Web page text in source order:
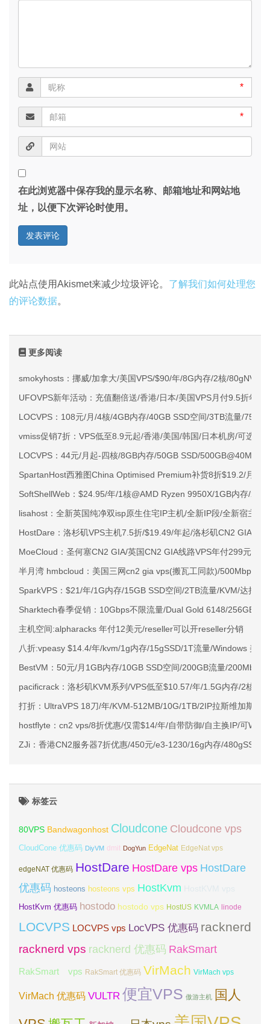
*
*
在此浏览器中保存我的显示名称、邮箱地址和网站地
址，以便下次评论时使用。
此站点使用Akismet来减少垃圾评论。 了解我们如何处理您
的评论数据。
更多阅读
smokyhosts：挪威/加拿大/美国VPS/$90/年/8G内存/2核/
UFOVPS新年活动：充值翻倍送/香港/日本/美国VPS月付9.5折年
LOCVPS：108元/月/4核/4GB内存/40GB SSD空间/3TB流量/
vmiss促销7折：VPS低至8.9元起/香港/美国/韩国/日本机房/可选
LOCVPS：44元/月起-四核/8GB内存/50GB SSD/
SpartanHost西雅图China Optimised Premium补货8折$19.2/月起
SoftShellWeb：$24.95/年/1核@AMD Ryzen 9950X/1GB内存/
lisahost：全新英国纯净双isp原生住宅IP主机/全新IP段/全新宿主机
HostDare：洛杉矶VPS主机7.5折/$19.49/年起/洛杉矶CN2 GIA/日
MoeCloud：圣何塞CN2 GIA/英国CN2 GIA线路VPS年付299元起
半月湾 hmbcloud：美国三网cn2 gia vps(搬瓦工同款)/500Mbps带
SparkVPS：$21/年/1G内存/15GB SSD空间/2TB流量/KVM/达拉斯
Sharktech春季促销：10Gbps不限流量/Dual Gold 6148/256GB/
主机空间:alpharacks 年付12美元/reseller可以开reseller分销
八折:vpeasy $14.4/年/kvm/1g内存/15gSSD/1T流量/Windows 美国
BestVM：50元/月1GB内存/10GB SSD空间/200GB流量/
pacificrack：洛杉矶KVM系列/VPS低至$10.57/年/1.5G内存/2核/
打折：UltraVPS 18刀/年/KVM-512MB/10G/1TB/2IP拉斯维加斯&西
hostflyte：cn2 vps/8折优惠/仅需$14/年/自带防御/自主换IP/可Win
ZJi：香港CN2服务器7折优惠/450元/e3-1230/16g内存/480gSSD/
标签云
80VPS Bandwagonhost Cloudcone Cloudcone vps
CloudCone 优惠码 DiyVM dmit DogYun EdgeNat EdgeNat vps
edgeNAT 优惠码 HostDare HostDare vps HostDare
优惠码 hosteons hosteons vps HostKvm
HostKvm 优惠码 hostodo hostodo vps HostUS KVMLA linode
LOCVPS LOCVPS vps LocVPS 优惠码 racknerd
racknerd vps racknerd 优惠码 RakSmart
RakSmart vps RakSmart 优惠码 VirMach VirMach vps
VirMach 优惠码 VULTR 便宜VPS 傲游主机 国人